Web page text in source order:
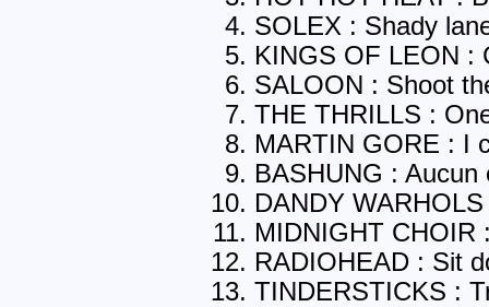
SOLEX : Shady
KINGS OF LEON :
SALOON : Shoot
THE THRILLS :
MARTIN GORE : I
BASHUNG : Aucun
DANDY
MIDNIGHT CHOIR
RADIOHEAD : Sit
TINDERSTICKS :